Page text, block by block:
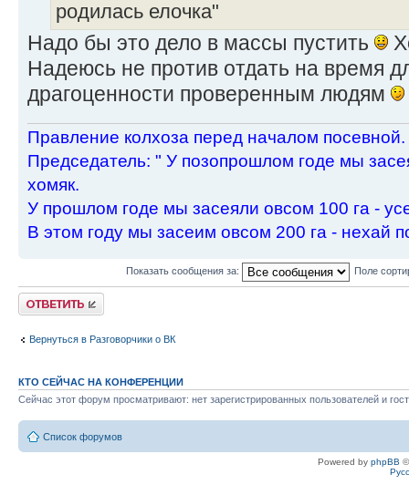
родилась елочка"
Надо бы это дело в массы пустить
Надеюсь не против отдать на время
драгоценности проверенным людям
Пpавление колхоза пеpед началом посевной.
Пpедседатель: " У позопpошлом годе мы
хомяк.
У пpошлом годе мы засеяли овсом 100 га -
В этом году мы засеим овсом 200 га - нехай
Показать сообщения за: Поле
Ответить
Вернуться в Разговорчики о ВК
КТО СЕЙЧАС НА КОНФЕРЕНЦИИ
Сейчас этот форум просматривают: нет зарегистрированных пользователей и
Список форумов
Powered by phpBB